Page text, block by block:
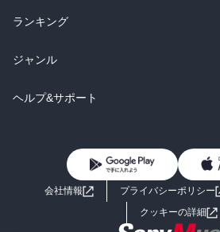
雑誌・グラビア
BL・TL
ラノベ
雑誌・グラビア
BL・TL
総合
ラノベ
雑誌・グラビア
ランキング
総合
ラノベ
ジャンル
コミック
ライトノベル 男子
小説
ヘルプ&サポート
よくあるご質問 お問
会社情報 プライバシーポリシー
クッキーの詳細